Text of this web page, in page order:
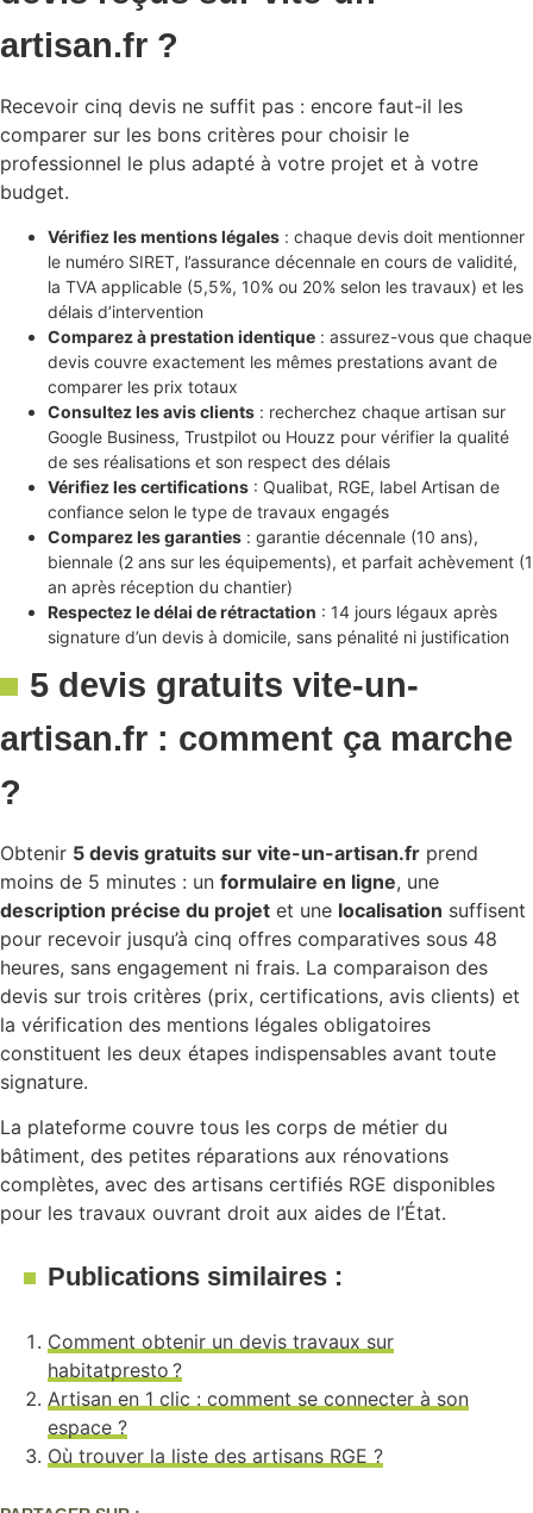
artisan.fr ?
Recevoir cinq devis ne suffit pas : encore faut-il les
comparer sur les bons critères pour choisir le
professionnel le plus adapté à votre projet et à votre
budget.
Vérifiez les mentions légales : chaque devis doit mentionner
le numéro SIRET, l’assurance décennale en cours de validité,
la TVA applicable (5,5%, 10% ou 20% selon les travaux) et les
délais d’intervention
Comparez à prestation identique : assurez-vous que chaque
devis couvre exactement les mêmes prestations avant de
comparer les prix totaux
Consultez les avis clients : recherchez chaque artisan sur
Google Business, Trustpilot ou Houzz pour vérifier la qualité
de ses réalisations et son respect des délais
Vérifiez les certifications : Qualibat, RGE, label Artisan de
confiance selon le type de travaux engagés
Comparez les garanties : garantie décennale (10 ans),
biennale (2 ans sur les équipements), et parfait achèvement (1
an après réception du chantier)
Respectez le délai de rétractation : 14 jours légaux après
signature d’un devis à domicile, sans pénalité ni justification
5 devis gratuits vite-un-
artisan.fr : comment ça marche
?
Obtenir 5 devis gratuits sur vite-un-artisan.fr prend
moins de 5 minutes : un formulaire en ligne, une
description précise du projet et une localisation suffisent
pour recevoir jusqu’à cinq offres comparatives sous 48
heures, sans engagement ni frais. La comparaison des
devis sur trois critères (prix, certifications, avis clients) et
la vérification des mentions légales obligatoires
constituent les deux étapes indispensables avant toute
signature.
La plateforme couvre tous les corps de métier du
bâtiment, des petites réparations aux rénovations
complètes, avec des artisans certifiés RGE disponibles
pour les travaux ouvrant droit aux aides de l’État.
Publications similaires :
Comment obtenir un devis travaux sur
habitatpresto ?
Artisan en 1 clic : comment se connecter à son
espace ?
Où trouver la liste des artisans RGE ?